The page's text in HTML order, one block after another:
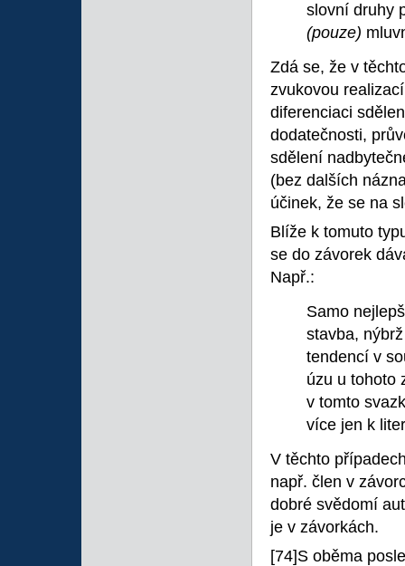
slovní druhy
(pouze)
Zdá se, že v
zvukovou
diferenciaci
dodatečnosti,
sdělení
(bez dalších
účinek, že se na
Blíže k tomuto
se do závorek
Např.:
Samo
stavba,
tendencí v
úzu u
v tomto
více jen k
V těchto
např. člen v
dobré svědomí
je v závorkách.
[74]S oběma